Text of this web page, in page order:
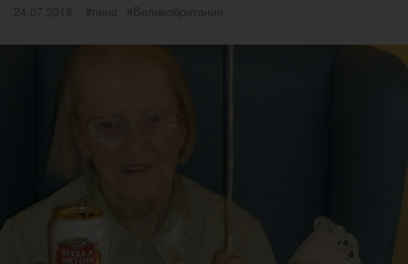
Опубликовано
24.07.2018 категории
пена Метки
Великобритания